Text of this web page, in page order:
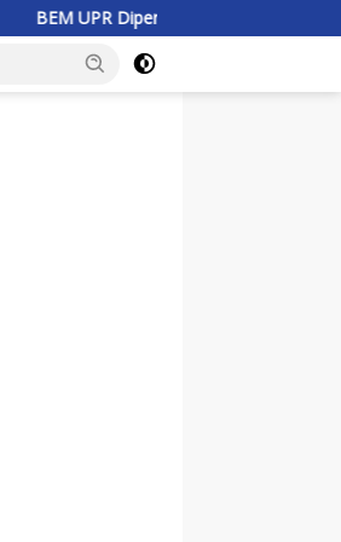
Jadi Koordinator Isu Minerba BEM